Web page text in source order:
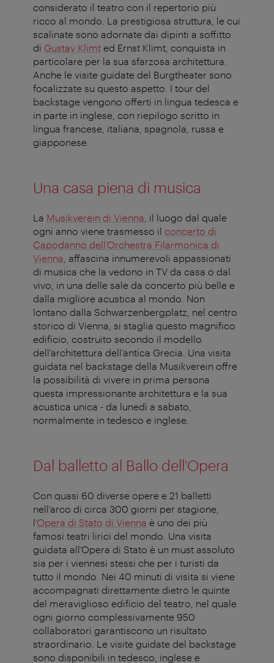
considerato il teatro con il repertorio più
ricco al mondo. La prestigiosa struttura, le cui
scalinate sono adornate dai dipinti a soffitto
di Gustav Klimt ed Ernst Klimt, conquista in
particolare per la sua sfarzosa architettura.
Anche le visite guidate del Burgtheater sono
focalizzate su questo aspetto. I tour del
backstage vengono offerti in lingua tedesca e
in parte in inglese, con riepilogo scritto in
lingua francese, italiana, spagnola, russa e
giapponese.
Una casa piena di musica
La Musikverein di Vienna , il luogo dal quale
ogni anno viene trasmesso il concerto di
Capodanno dell’Orchestra Filarmonica di
Vienna , affascina innumerevoli appassionati
di musica che la vedono in TV da casa o dal
vivo, in una delle sale da concerto più belle e
dalla migliore acustica al mondo. Non
lontano dalla Schwarzenbergplatz, nel centro
storico di Vienna, si staglia questo magnifico
edificio, costruito secondo il modello
dell’architettura dell’antica Grecia. Una visita
guidata nel backstage della Musikverein offre
la possibilità di vivere in prima persona
questa impressionante architettura e la sua
acustica unica - da lunedì a sabato,
normalmente in tedesco e inglese.
Dal balletto al Ballo dell'Opera
Con quasi 60 diverse opere e 21 balletti
nell’arco di circa 300 giorni per stagione,
l’Opera di Stato di Vienna è uno dei più
famosi teatri lirici del mondo. Una visita
guidata all’Opera di Stato è un must assoluto
sia per i viennesi stessi che per i turisti da
tutto il mondo. Nei 40 minuti di visita si viene
accompagnati direttamente dietro le quinte
del meraviglioso edificio del teatro, nel quale
ogni giorno complessivamente 950
collaboratori garantiscono un risultato
straordinario. Le visite guidate del backstage
sono disponibili in tedesco, inglese e